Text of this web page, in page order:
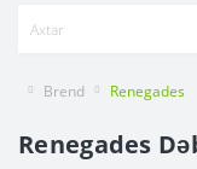
Brend Renegades
Renegades